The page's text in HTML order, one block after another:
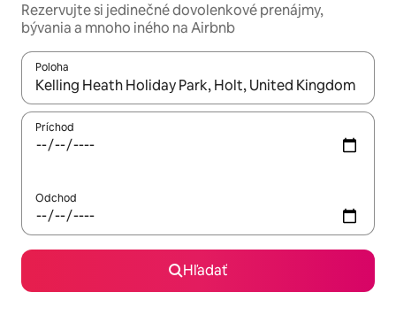
Rezervujte si jedinečné dovolenkové prenájmy,
bývania a mnoho iného na Airbnb
Poloha
Keď budú výsledky k dispozícii, môžete si ich prechádzať
Príchod
Odchod
Hľadať